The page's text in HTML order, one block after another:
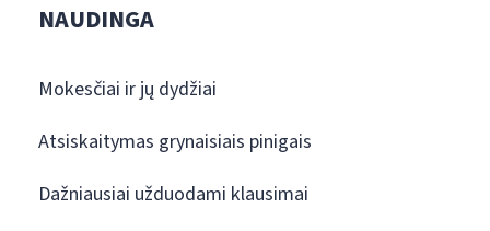
NAUDINGA
Mokesčiai ir jų dydžiai
Atsiskaitymas grynaisiais pinigais
Dažniausiai užduodami klausimai